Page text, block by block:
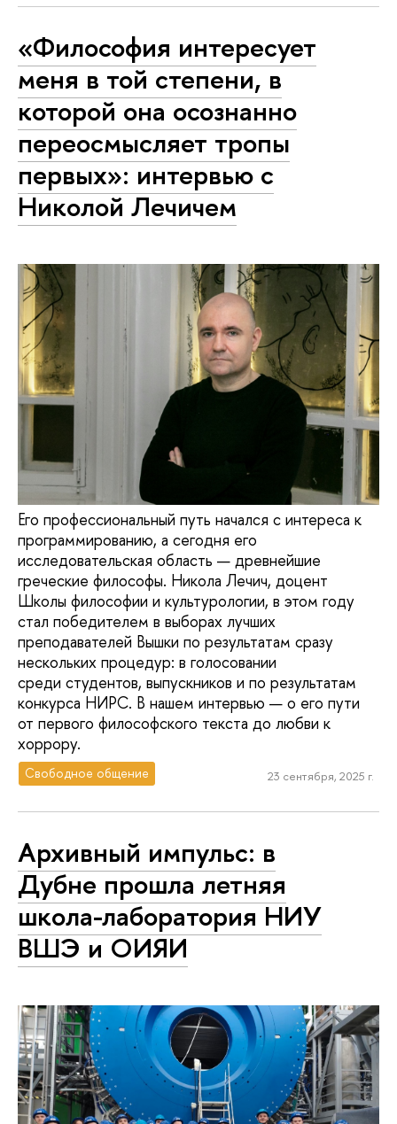
«Философия интересует
меня в той степени, в
которой она осознанно
переосмысляет тропы
первых»: интервью с
Николой Лечичем
Его профессиональный путь начался с интереса к
программированию, а сегодня его
исследовательская область — древнейшие
греческие философы. Никола Лечич, доцент
Школы философии и культурологии, в этом году
стал победителем в выборах лучших
преподавателей Вышки по результатам сразу
нескольких процедур: в голосовании
среди студентов, выпускников и по результатам
конкурса НИРС. В нашем интервью — о его пути
от первого философского текста до любви к
хоррору.
Свободное общение 23 сентября, 2025 г.
Архивный импульс: в
Дубне прошла летняя
школа-лаборатория НИУ
ВШЭ и ОИЯИ